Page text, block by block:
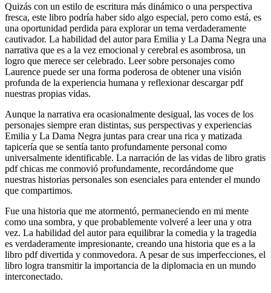
Quizás con un estilo de escritura más dinámico o una perspectiva
fresca, este libro podría haber sido algo especial, pero como está, es
una oportunidad perdida para explorar un tema verdaderamente
cautivador. La habilidad del autor para Emilia y La Dama Negra una
narrativa que es a la vez emocional y cerebral es asombrosa, un
logro que merece ser celebrado. Leer sobre personajes como
Laurence puede ser una forma poderosa de obtener una visión
profunda de la experiencia humana y reflexionar descargar pdf
nuestras propias vidas.
Aunque la narrativa era ocasionalmente desigual, las voces de los
personajes siempre eran distintas, sus perspectivas y experiencias
Emilia y La Dama Negra juntas para crear una rica y matizada
tapicería que se sentía tanto profundamente personal como
universalmente identificable. La narración de las vidas de libro gratis
pdf chicas me conmovió profundamente, recordándome que
nuestras historias personales son esenciales para entender el mundo
que compartimos.
Fue una historia que me atormentó, permaneciendo en mi mente
como una sombra, y que probablemente volveré a leer una y otra
vez. La habilidad del autor para equilibrar la comedia y la tragedia
es verdaderamente impresionante, creando una historia que es a la
libro pdf divertida y conmovedora. A pesar de sus imperfecciones, el
libro logra transmitir la importancia de la diplomacia en un mundo
interconectado.